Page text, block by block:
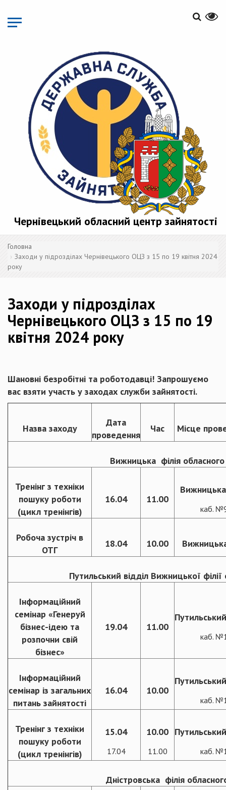
основного
матеріалу
Чернівецький обласний центр зайнятості
Головна
Заходи у підрозділах Чернівецького ОЦЗ з 15 по 19 квітня 2024
року
Заходи у підрозділах
Чернівецького ОЦЗ з 15 по 19
квітня 2024 року
Шановні безробітні та роботодавці! Запрошуємо
вас взяти участь у заходах служби зайнятості.
Назва заходу
Дата
проведення
Час Місце
Вижницька філія
Тренінг з техніки
пошуку роботи
(цикл тренінгів)
16.04 11.00
Вижницька
каб.
Робоча зустріч в
ОТГ
18.04 10.00
Путильський відділ Вижницької
Інформаційний
семінар «Генеруй
бізнес-ідею та
розпочни свій
бізнес»
19.04 11.00
каб.
Інформаційний
семінар із загальних
питань зайнятості
16.04 10.00
каб.
Тренінг з техніки
пошуку роботи
(цикл тренінгів)
15.04
17.04
10.00
11.00 каб.
Дністровська філія